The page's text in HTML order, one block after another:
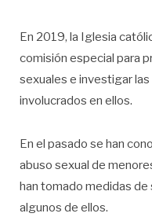
En 2019, la Iglesia
comisión especial para
sexuales e investigar
involucrados en ellos.
En el pasado se han
abuso sexual de
han tomado medidas
algunos de ellos.